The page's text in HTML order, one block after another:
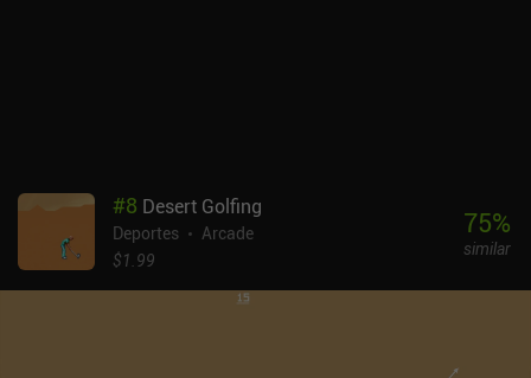
#8 Desert Golfing
Deportes
Arcade
$1.99
75%
similar